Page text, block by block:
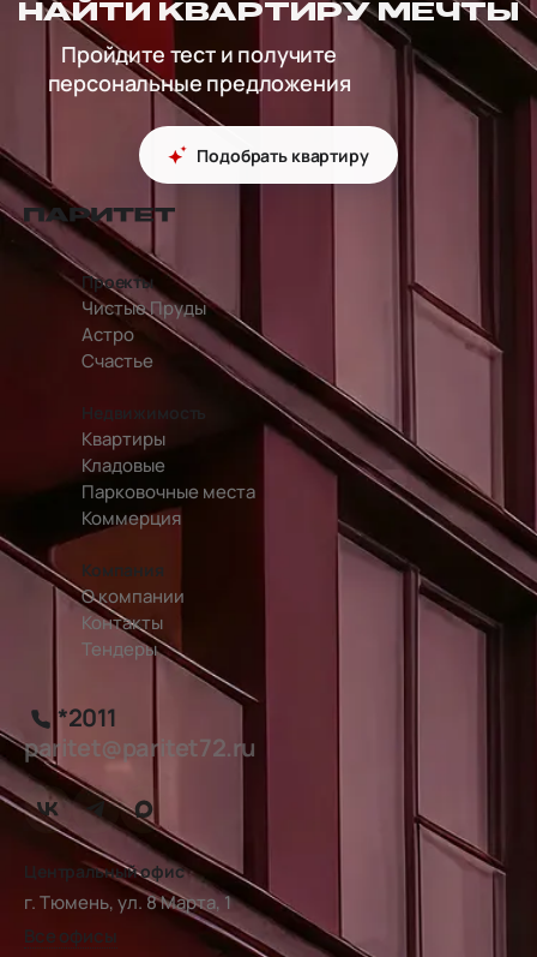
НАЙТИ КВАРТИРУ МЕЧТЫ
Пройдите тест и получите
персональные предложения
Подобрать квартиру
перейти на главную страницу
Проекты
Чистые Пруды
Астро
Счастье
Недвижимость
Квартиры
Кладовые
Парковочные места
Коммерция
Компания
О компании
Контакты
Тендеры
*2011
paritet@paritet72.ru
Центральный офис
г. Тюмень, ул. 8 Марта, 1
Все офисы